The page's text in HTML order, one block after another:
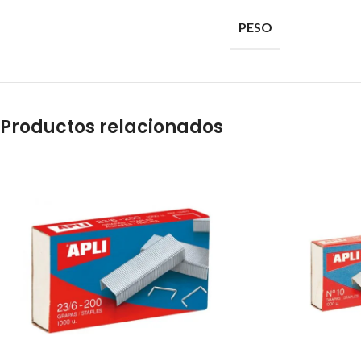
PESO
Productos relacionados